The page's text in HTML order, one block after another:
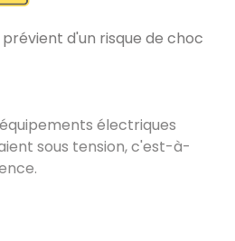
d'un risque de choc
électriques
sous tension, c'est-à-